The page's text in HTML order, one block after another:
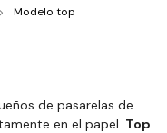
Modelo top
de pasarelas de
en el papel. Top